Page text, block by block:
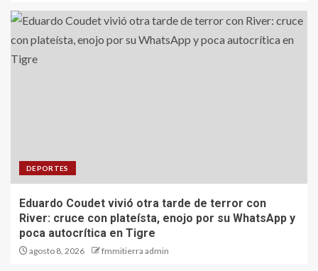
DEPORTES
Eduardo Coudet vivió otra tarde de terror con
River: cruce con plateísta, enojo por su WhatsApp y
poca autocrítica en Tigre
agosto 8, 2026 fmmitierra admin